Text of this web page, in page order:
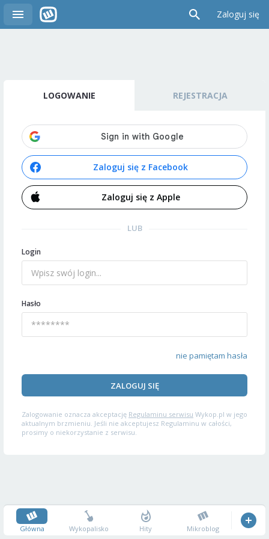
Zaloguj się
LOGOWANIE REJESTRACJA
Zaloguj się z Facebook
Zaloguj się z Apple
LUB
Login
Hasło
nie pamiętam hasła
ZALOGUJ SIĘ
Zalogowanie oznacza akceptację Regulaminu serwisu Wykop.pl w jego
aktualnym brzmieniu. Jeśli nie akceptujesz Regulaminu w całości,
prosimy o niekorzystanie z serwisu.
Główna Wykopalisko Hity Mikroblog